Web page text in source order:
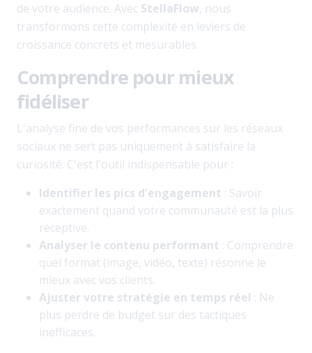
de votre audience. Avec StellaFlow, nous
transformons cette complexité en leviers de
croissance concrets et mesurables.
Comprendre pour mieux
fidéliser
L'analyse fine de vos performances sur les réseaux
sociaux ne sert pas uniquement à satisfaire la
curiosité. C'est l'outil indispensable pour :
Identifier les pics d'engagement : Savoir
exactement quand votre communauté est la plus
réceptive.
Analyser le contenu performant : Comprendre
quel format (image, vidéo, texte) résonne le
mieux avec vos clients.
Ajuster votre stratégie en temps réel : Ne
plus perdre de budget sur des tactiques
inefficaces.